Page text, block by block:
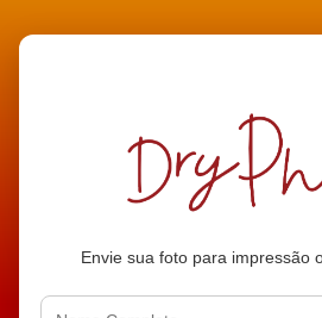
Envie sua foto para impressão